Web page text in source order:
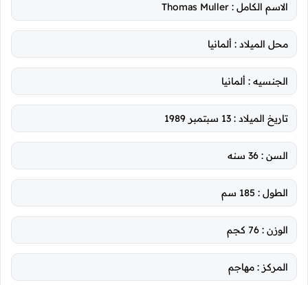
الاسم الكامل : Thomas Muller
محل الميلاد : ألمانيا
الجنسيه : ألمانيا
تاريخ الميلاد : 13 سبتمبر 1989
السن : 36 سنه
الطول : 185 سم
الوزن : 76 كجم
المركز : مهاجم